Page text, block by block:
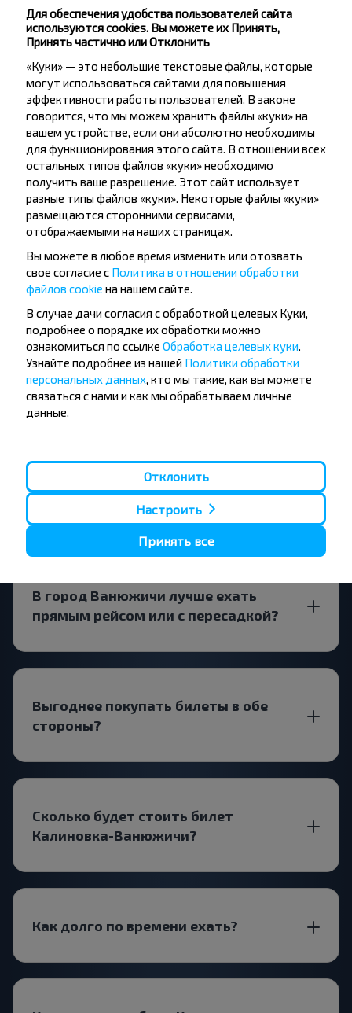
Подпишись на получение новостей и
путешествуй с нами дешевле!
Подписаться
Вопрос - Ответ
Как можно забронировать билет на
автобус Калиновка-Ванюжичи?
Существуют ли ограничения на
поездки по направлению?
Стоит ли искать билеты Калиновка-
Ванюжичи заранее?
В город Ванюжичи лучше ехать
прямым рейсом или с пересадкой?
Выгоднее покупать билеты в обе
стороны?
Сколько будет стоить билет
Калиновка-Ванюжичи?
Как долго по времени ехать?
Для обеспечения удобства пользователей сайта
используются cookies. Вы можете их Принять,
Принять частично или Отклонить
«Куки» — это небольшие текстовые файлы, которые
могут использоваться сайтами для повышения
эффективности работы пользователей. В законе
говорится, что мы можем хранить файлы «куки» на
вашем устройстве, если они абсолютно необходимы
для функционирования этого сайта. В отношении всех
остальных типов файлов «куки» необходимо
получить ваше разрешение. Этот сайт использует
разные типы файлов «куки». Некоторые файлы «куки»
размещаются сторонними сервисами,
отображаемыми на наших страницах.
Вы можете в любое время изменить или отозвать
свое согласие с Политика в отношении обработки
файлов cookie на нашем сайте.
В случае дачи согласия с обработкой целевых Куки,
подробнее о порядке их обработки можно
ознакомиться по ссылке Обработка целевых куки
Узнайте подробнее из нашей Политики обработки
персональных данных , кто мы такие, как вы можете
связаться с нами и как мы обрабатываем личные
данные.
Отклонить
Настроить
Принять все